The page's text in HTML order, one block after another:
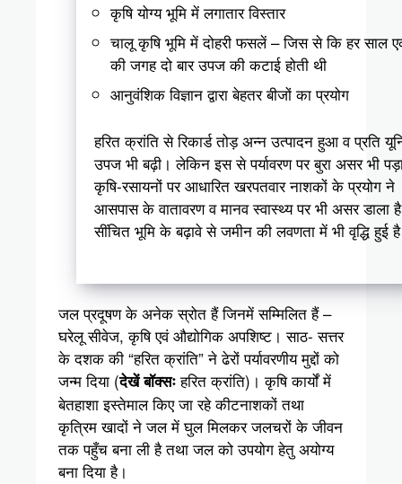
कृषि योग्य भूमि में लगातार विस्तार
चालू कृषि भूमि में दोहरी फसलें – जिस से कि हर साल
की जगह दो बार उपज की कटाई होती थी
आनुवंशिक विज्ञान द्वारा बेहतर बीजों का प्रयोग
हरित क्रांति से रिकार्ड तोड़ अन्न उत्पादन हुआ व प्रति
उपज भी बढ़ी। लेकिन इस से पर्यावरण पर बुरा असर भी
कृषि-रसायनों पर आधारित खरपतवार नाशकों के प्रयोग ने
आसपास के वातावरण व मानव स्वास्थ्य पर भी असर डाला
सींचित भूमि के बढ़ावे से जमीन की लवणता में भी वृद्धि हुई
जल प्रदूषण के अनेक स्रोत हैं जिनमें सम्मिलित हैं –
घरेलू सीवेज, कृषि एवं औद्योगिक अपशिष्ट। साठ- सत्तर
के दशक की “हरित क्रांति” ने ढेरों पर्यावरणीय मुद्दों को
जन्म दिया (देखें बॉक्सःहरित क्रांति)। कृषि कार्यों में
बेतहाशा इस्तेमाल किए जा रहे कीटनाशकों तथा
कृत्रिम खादों ने जल में घुल मिलकर जलचरों के जीवन
तक पहुँच बना ली है तथा जल को उपयोग हेतु अयोग्य
बना दिया है।